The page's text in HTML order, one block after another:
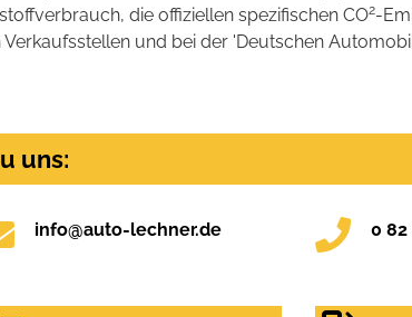
die offiziellen spezifischen CO2-
und bei der 'Deutschen
uns:
info@auto-lechner.de 0 82